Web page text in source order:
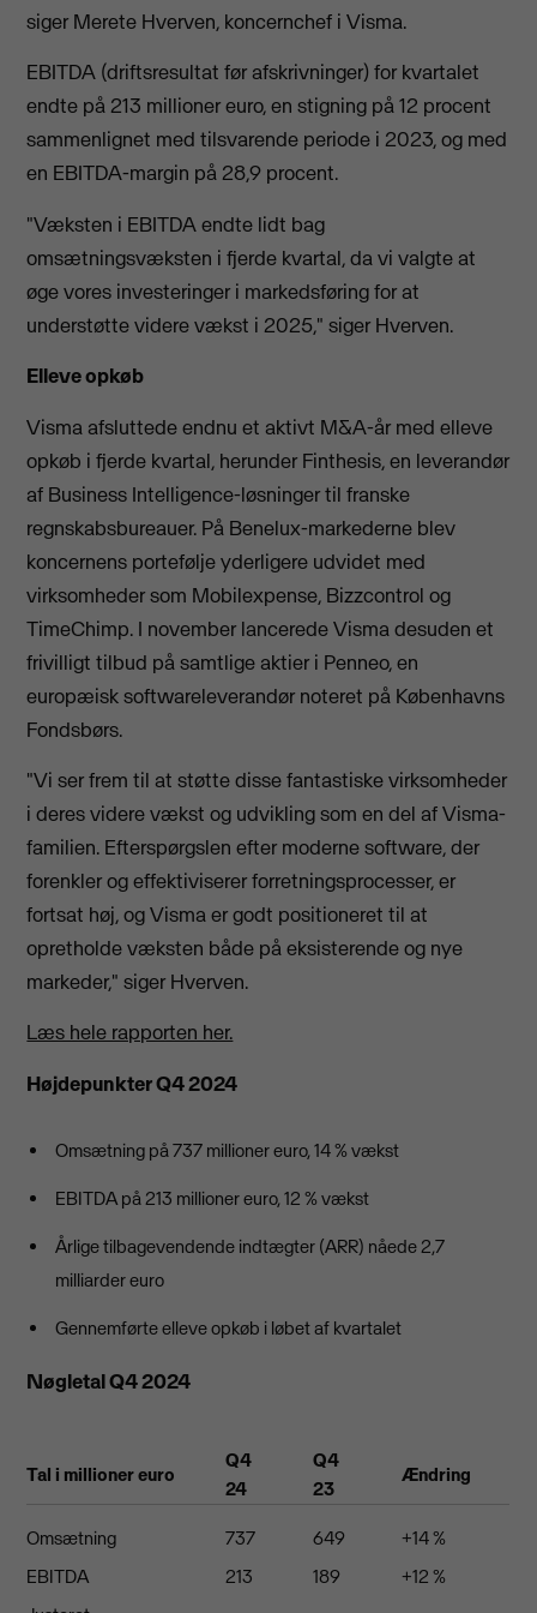
siger Merete Hverven, koncernchef i Visma.
EBITDA (driftsresultat før afskrivninger) for kvartalet
endte på 213 millioner euro, en stigning på 12 procent
sammenlignet med tilsvarende periode i 2023, og med
en EBITDA-margin på 28,9 procent.
"Væksten i EBITDA endte lidt bag
omsætningsvæksten i fjerde kvartal, da vi valgte at
øge vores investeringer i markedsføring for at
understøtte videre vækst i 2025," siger Hverven.
Elleve opkøb
Visma afsluttede endnu et aktivt M&A-år med elleve
opkøb i fjerde kvartal, herunder Finthesis, en leverandør
af Business Intelligence-løsninger til franske
regnskabsbureauer. På Benelux-markederne blev
koncernens portefølje yderligere udvidet med
virksomheder som Mobilexpense, Bizzcontrol og
TimeChimp. I november lancerede Visma desuden et
frivilligt tilbud på samtlige aktier i Penneo, en
europæisk softwareleverandør noteret på Københavns
Fondsbørs.
"Vi ser frem til at støtte disse fantastiske virksomheder
i deres videre vækst og udvikling som en del af Visma-
familien. Efterspørgslen efter moderne software, der
forenkler og effektiviserer forretningsprocesser, er
fortsat høj, og Visma er godt positioneret til at
opretholde væksten både på eksisterende og nye
markeder," siger Hverven.
Læs hele rapporten her.
Højdepunkter Q4 2024
Omsætning på 737 millioner euro, 14 % vækst
EBITDA på 213 millioner euro, 12 % vækst
Årlige tilbagevendende indtægter (ARR) nåede 2,7
milliarder euro
Gennemførte elleve opkøb i løbet af kvartalet
Nøgletal Q4 2024
Tal i millioner euro
Q4
24
Q4
23
Ændring
Omsætning 737 649
+14 %
EBITDA
213 189
+12 %